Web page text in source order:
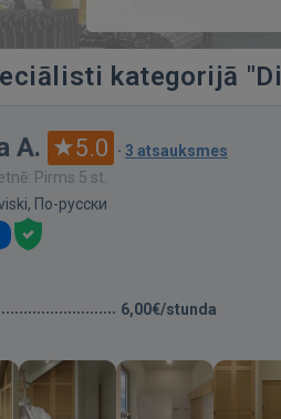
kategorijā
A. 5.0 · 3 atsauksmes
Pirms 5 st.
По-русски
6,00€/stunda